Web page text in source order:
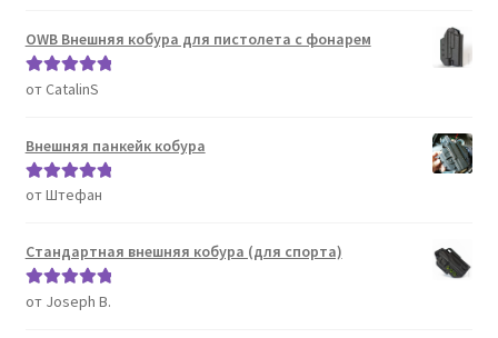
OWB Внешняя кобура для пистолета с фонарем
Оценка5из
от CatalinS
Внешняя панкейк кобура
Оценка5из
от Штефан
Стандартная внешняя кобура (для спорта)
Оценка5из
от Joseph B.